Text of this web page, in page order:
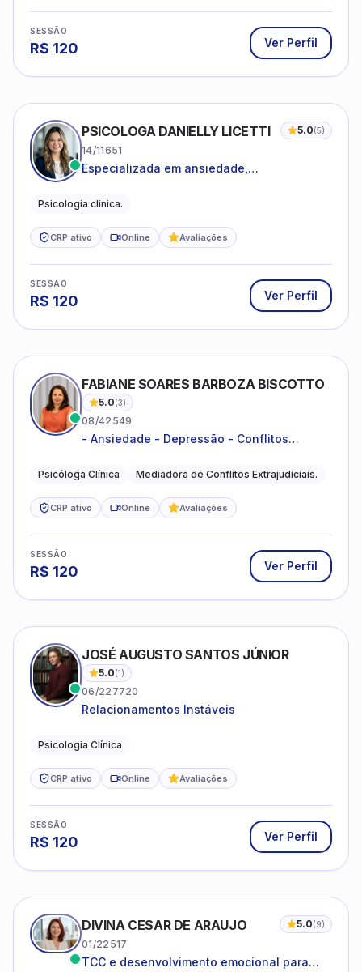
SESSÃO
R$ 120 Ver Perfil
PSICOLOGA DANIELLY LICETTI 5.0(5)
14/11651
Especializada em ansiedade,
Psicologia clinica.
CRP ativo Online Avaliações
SESSÃO
R$ 120 Ver Perfil
FABIANE SOARES BARBOZA BISCOTTO
5.0(3)
08/42549
- Ansiedade - Depressão - Conflitos
relacionamentos - Autoestima -
Psicóloga Clínica Mediadora de Conflitos Extrajudiciais.
CRP ativo Online Avaliações
SESSÃO
R$ 120 Ver Perfil
JOSÉ AUGUSTO SANTOS JÚNIOR
5.0(1)
06/227720
Relacionamentos Instáveis
Psicologia Clínica
CRP ativo Online Avaliações
SESSÃO
R$ 120 Ver Perfil
DIVINA CESAR DE ARAUJO 5.0(9)
01/22517
TCC e desenvolvimento emocional para